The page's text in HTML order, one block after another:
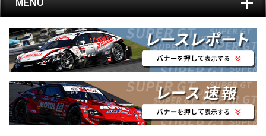
MENU
トップ
SUPER GTとは?
レポート
速報